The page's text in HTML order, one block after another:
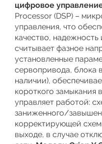
цифровое
Processor (DSP) –
управления, что
качество, надежность
считывает фазное
установленные
сервопривода, блока
наличии),
короткого замыкания
управляет работой:
заниженного/
корректирующей
выходе, в случае